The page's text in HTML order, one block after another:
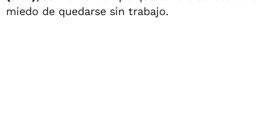
miedo de quedarse sin trabajo.